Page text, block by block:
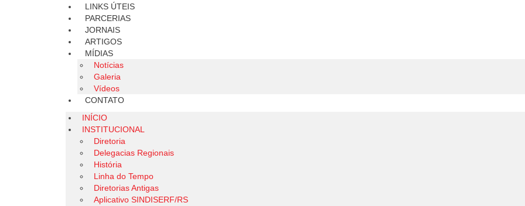
LINKS ÚTEIS
PARCERIAS
JORNAIS
ARTIGOS
MÍDIAS
Notícias
Galeria
Vídeos
CONTATO
INÍCIO
INSTITUCIONAL
Diretoria
Delegacias Regionais
História
Linha do Tempo
Diretorias Antigas
Aplicativo SINDISERF/RS